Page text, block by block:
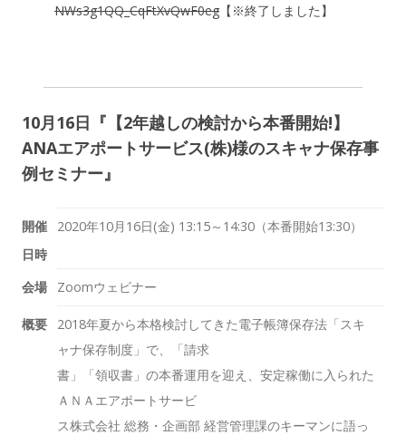
NWs3g1QQ_CqFtXvQwF0eg 【※終了しました】
10月16日『【2年越しの検討から本番開始!】
ANAエアポートサービス(株)様のスキャナ保存事
例セミナー』
開催
日時
2020年10月16日(金) 13:15～14:30（本番開始13:30）
会場 Zoomウェビナー
概要
2018年夏から本格検討してきた電子帳簿保存法「スキ
ャナ保存制度」で、「請求
書」「領収書」の本番運用を迎え、安定稼働に入られた
ＡＮＡエアポートサービ
ス株式会社 総務・企画部 経営管理課のキーマンに語っ